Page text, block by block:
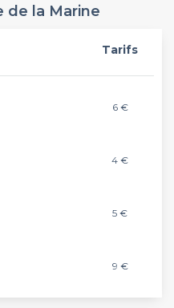
de la Marine
Tarifs
6 €
4 €
5 €
9 €